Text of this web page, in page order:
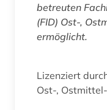
betreuten
(FID) Ost-,
ermöglicht.
Lizenziert
Ost-,